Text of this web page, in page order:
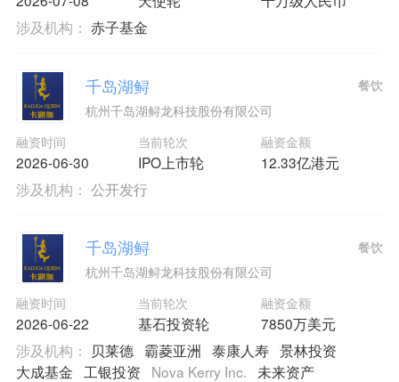
涉及机构： 赤子基金
千岛湖鲟
杭州千岛湖鲟龙科技股份有限公司
融资时间
2026-06-30
当前轮次
IPO上市轮
融资金额
12.33亿港元
餐饮
涉及机构： 公开发行
千岛湖鲟
杭州千岛湖鲟龙科技股份有限公司
融资时间
2026-06-22
当前轮次
基石投资轮
融资金额
7850万美元
餐饮
涉及机构： 贝莱德 霸菱亚洲 泰康人寿 景林投资
大成基金 工银投资 Nova Kerry Inc. 未来资产